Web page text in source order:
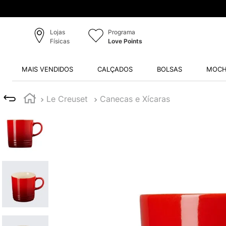
Lojas
Físicas
Programa
Love Points
MAIS VENDIDOS CALÇADOS BOLSAS
Le Creuset Canecas e Xícaras